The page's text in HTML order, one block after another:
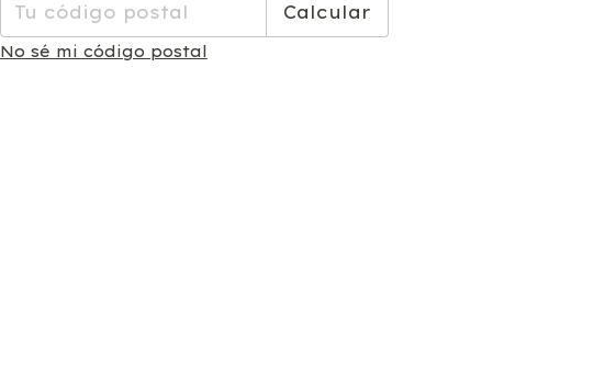
Calcular
No sé mi código postal